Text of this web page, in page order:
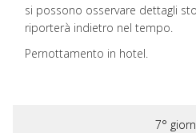
si possono osservare dettagli
riporterà indietro nel tempo.
Pernottamento in hotel.
7°